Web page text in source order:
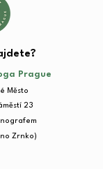
Prague
Město
23​
Zrnko)